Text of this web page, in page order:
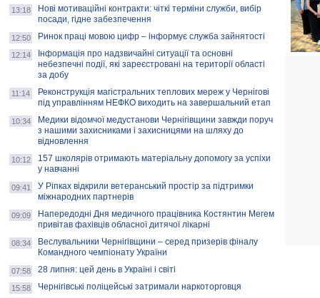
13:18
Нові мотиваційні контракти: чіткі терміни служби, вибір
посади, гідне забезпечення
12:50 Ринок праці мовою цифр – інформує служба зайнятості
12:14
Інформація про надзвичайні ситуації та основні
небезпечні події, які зареєстровані на території області
за добу
11:14
Реконструкція магістральних теплових мереж у Чернігові
під управлінням НЕФКО виходить на завершальний етап
10:34
Медики відомчої медустанови Чернігівщини завжди поруч
з нашими захисниками і захисницями на шляху до
відновлення
10:12
157 школярів отримають матеріальну допомогу за успіхи
у навчанні
09:41
У Ріпках відкрили ветеранський простір за підтримки
міжнародних партнерів
09:09
Напередодні Дня медичного працівника Костянтин Мегем
привітав фахівців обласної дитячої лікарні
08:34
Веслувальники Чернігівщини – серед призерів фіналу
Командного чемпіонату України
07:58 28 липня: цей день в Україні і світі
15:58 Чернігівські поліцейські затримали наркоторговця